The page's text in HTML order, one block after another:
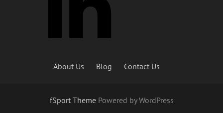
About Us Blog Contact Us
fSport Theme Powered by WordPress